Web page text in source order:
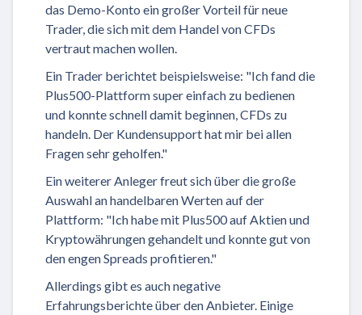
das Demo-Konto ein großer Vorteil für neue
Trader, die sich mit dem Handel von CFDs
vertraut machen wollen.
Ein Trader berichtet beispielsweise: "Ich fand die
Plus500-Plattform super einfach zu bedienen
und konnte schnell damit beginnen, CFDs zu
handeln. Der Kundensupport hat mir bei allen
Fragen sehr geholfen."
Ein weiterer Anleger freut sich über die große
Auswahl an handelbaren Werten auf der
Plattform: "Ich habe mit Plus500 auf Aktien und
Kryptowährungen gehandelt und konnte gut von
den engen Spreads profitieren."
Allerdings gibt es auch negative
Erfahrungsberichte über den Anbieter. Einige